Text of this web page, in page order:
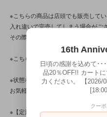
※こちらの商品は店頭でも販売してい
入れ違いで完売してしまう場合がご
その際はご容赦下さいませ。
※こちらの商品は、中古・ヴィンテー
※状態など分かり辛い点、気になる
お気軽にお問い合わせ下さい。
※【定形外対応商品】・【サイズ規
16th
日頃の感謝を込めて･
品20％OFF!! カート
力ください。 【2026/
クー